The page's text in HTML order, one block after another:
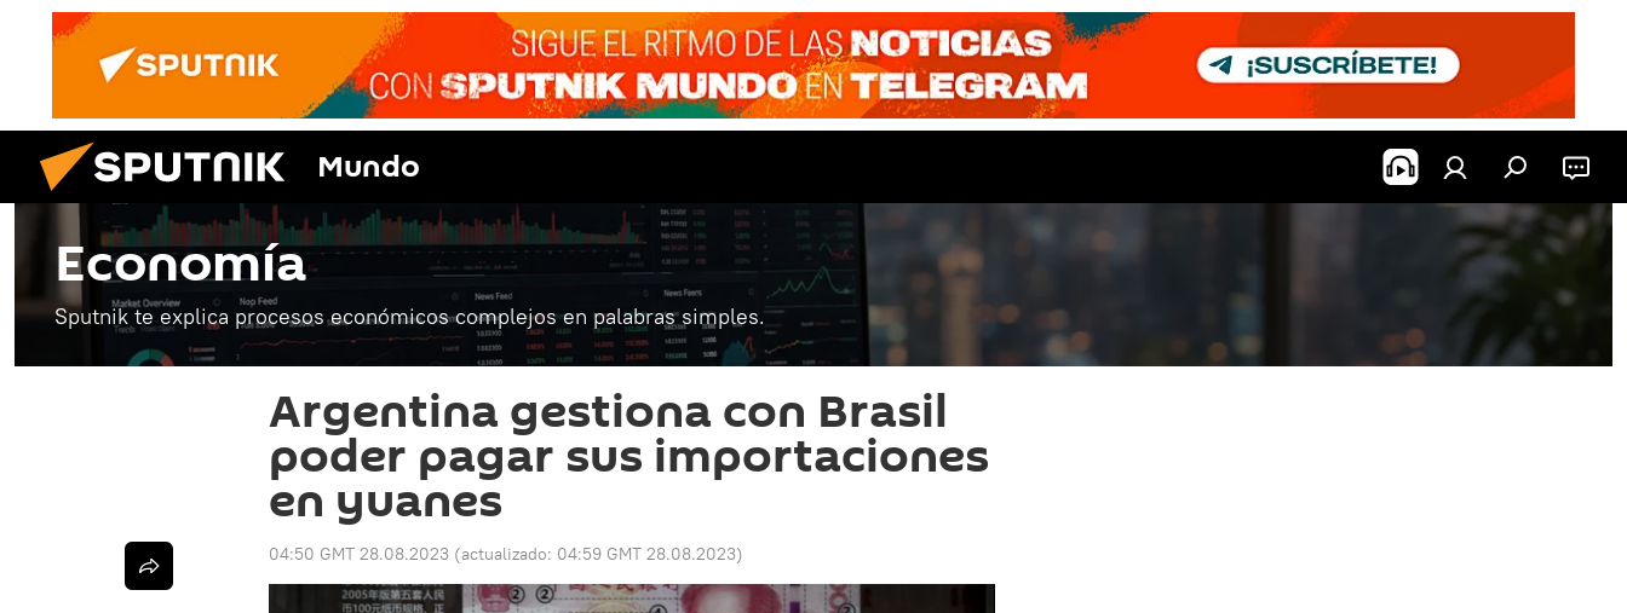
Mundo
Economía
Sputnik te explica procesos económicos complejos en palabras simples.
Argentina gestiona con Brasil
poder pagar sus importaciones
en yuanes
04:50 GMT 28.08.2023 (actualizado: 04:59 GMT 28.08.2023)